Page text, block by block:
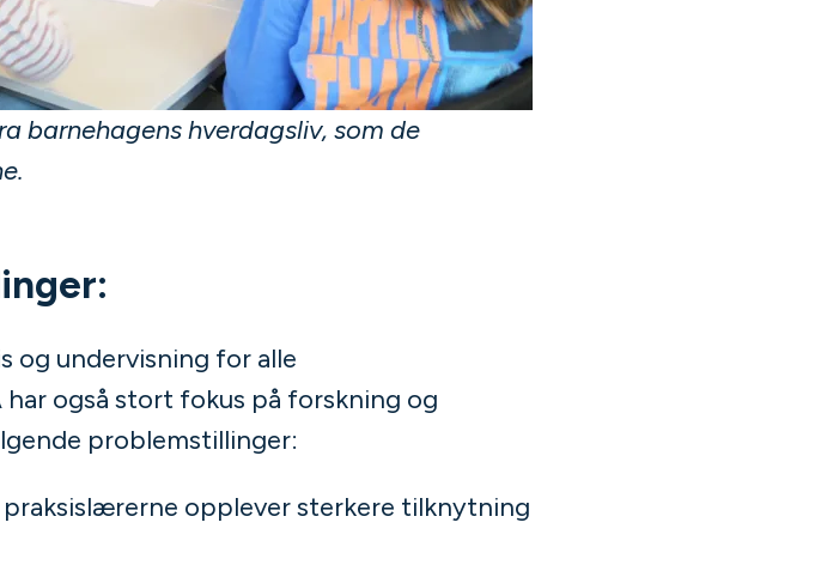
barnehagens hverdagsliv, som de
og undervisning for alle
har også stort fokus på forskning og
problemstillinger:
opplever sterkere tilknytning